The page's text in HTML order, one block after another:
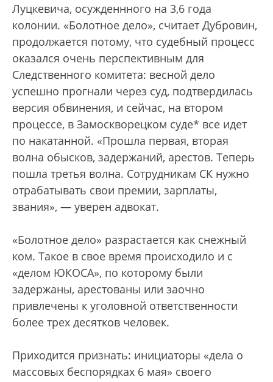
Луцкевича, осужденнного на 3,6 года
колонии. «Болотное дело», считает Дубровин,
продолжается потому, что судебный процесс
оказался очень перспективным для
Следственного комитета: весной дело
успешно прогнали через суд, подтвердилась
версия обвинения, и сейчас, на втором
процессе, в Замоскворецком суде* все идет
по накатанной. «Прошла первая, вторая
волна обысков, задержаний, арестов. Теперь
пошла третья волна. Сотрудникам СК нужно
отрабатывать свои премии, зарплаты,
звания», — уверен адвокат.
«Болотное дело» разрастается как снежный
ком. Такое в свое время происходило и с
«делом ЮКОСА», по которому были
задержаны, арестованы или заочно
привлечены к уголовной ответственности
более трех десятков человек.
Приходится признать: инициаторы «дела о
массовых беспорядках 6 мая» своего